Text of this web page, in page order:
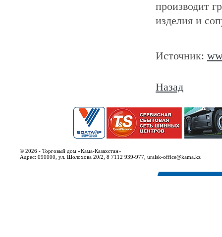
производит
изделия и
Источник:
Назад
© 2026 - Торговый дом «Кама-Казахстан»
Адрес: 090000, ул. Шолохова 20/2, 8 7112 939-977, uralsk-office@kama.kz